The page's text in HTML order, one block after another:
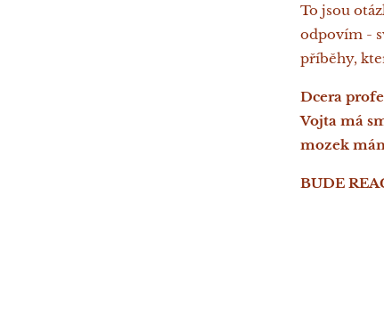
To jsou
odpovím -
příběhy,
Dcera
Vojta má
mozek
BUDE